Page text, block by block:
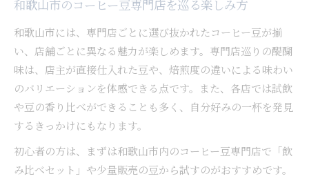
和歌山コーヒー専門店発の特別なギフト提案
美味しい和歌山コーヒー豆で心を伝える方法
自宅用にも贈答用にも喜ばれる和歌山の豆選び
農園の情熱を感じる和歌山発コーヒーの深み
和歌山コーヒー農園の情熱に触れる体験
和歌山コーヒー栽培のこだわりと魅力に迫る
和歌山の自然が育むコーヒー豆の個性を知る
和歌山市のコーヒー豆専門店を巡る楽しみ方
和歌山市には、専門店ごとに選び抜かれたコーヒー豆が揃
い、店舗ごとに異なる魅力が楽しめます。専門店巡りの醍醐
味は、店主が直接仕入れた豆や、焙煎度の違いによる味わい
のバリエーションを体感できる点です。また、各店では試飲
や豆の香り比べができることも多く、自分好みの一杯を発見
するきっかけにもなります。
初心者の方は、まずは和歌山市内のコーヒー豆専門店で「飲
み比べセット」や少量販売の豆から試すのがおすすめです。